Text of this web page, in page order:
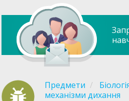
Предмети
механізми дихання